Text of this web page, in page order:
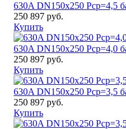
630A DN150x250 Pср=4,5
250 897 руб.
Купить
630A DN150x250 Pср=4,0
250 897 руб.
Купить
630A DN150x250 Pср=3,5
250 897 руб.
Купить